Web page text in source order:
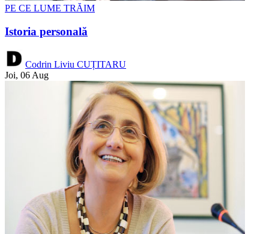
PE CE LUME TRĂIM
Istoria personală
Codrin Liviu CUȚITARU
Joi, 06 Aug